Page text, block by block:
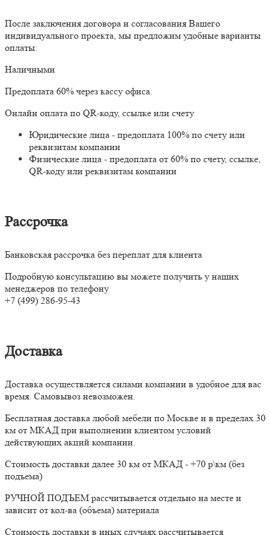
После заключения договора и согласования Вашего
индивидуального проекта, мы предложим удобные варианты
оплаты:
Наличными
Предоплата 60% через кассу офиса.
Онлайн оплата по QR-коду, ссылке или счету
Юридические лица - предоплата 100% по счету или
реквизитам компании
Физические лица - предоплата от 60% по счету, ссылке,
QR-коду или реквизитам компании
Рассрочка
Банковская рассрочка без переплат для клиента
Подробную консультацию вы можете получить у наших
менеджеров по телефону
+7 (499) 286-95-43
Доставка
Доставка осуществляется силами компании в удобное для вас
время. Самовывоз невозможен.
Бесплатная доставка любой мебели по Москве и в пределах 30
км от МКАД при выполнении клиентом условий
действующих акций компании.
Стоимость доставки далее 30 км от МКАД - +70 р\км (без
подъема)
РУЧНОЙ ПОДЪЕМ рассчитывается отдельно на месте и
зависит от кол-ва (объема) материала
Стоимость доставки в иных случаях рассчитывается